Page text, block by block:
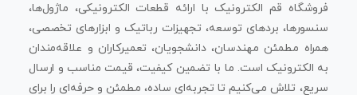
فروشگاه قم الکترونیک با ارائه قطعات الکترونیکی، ماژول‌ها،
سنسورها، بردهای توسعه، تجهیزات رباتیک و ابزارهای تخصصی،
همراه مطمئن مهندسان، دانشجویان، تعمیرکاران و علاقه‌مندان
به الکترونیک است. ما با تضمین کیفیت، قیمت مناسب و ارسال
سریع، تلاش می‌کنیم تا تجربه‌ای ساده، مطمئن و حرفه‌ای را برای